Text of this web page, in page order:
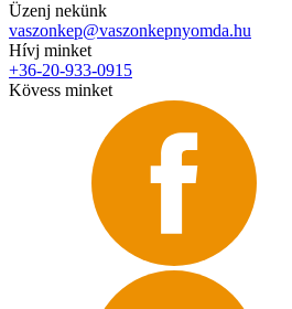
Üzenj nekünk
vaszonkep@vaszonkepnyomda.hu
Hívj minket
+36-20-933-0915
Kövess minket